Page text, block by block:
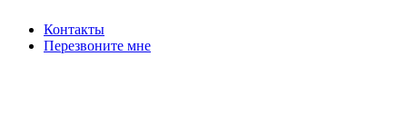
Контакты
Перезвоните мне